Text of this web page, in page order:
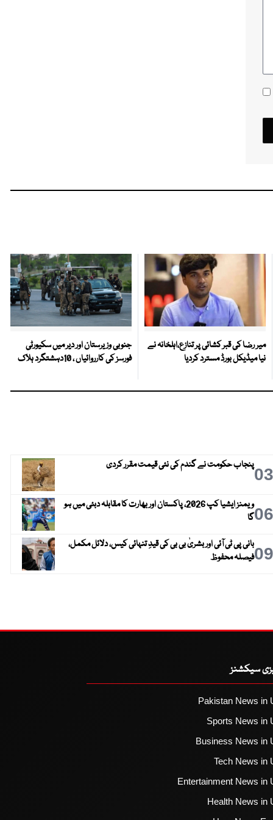
میر رضا کی قبر کشائی پر تنازع،اہلخانہ نے
نیا میڈیکل بورڈ مسترد کردیا
جنوبی وزیرستان اور دیر میں سکیورٹی
فورسز کی کارروائیاں ، 10دہشتگرد ہلاک
03پنجاب حکومت نے گندم کی نئی قیمت مقرر کردی
06
ویمنز ایشیا کپ 2026، پاکستان اور بھارت کا مقابلہ دبئی میں ہو
گا
09بانی پی ٹی آئی اور بشریٰ بی بی کی قیدِ تنہائی کیس، دلائل مکمل،
فیصلہ محفوظ
سیکشنز
Pakistan News in
Sports News in
Business News in
Tech News in
Entertainment News in
Health News in